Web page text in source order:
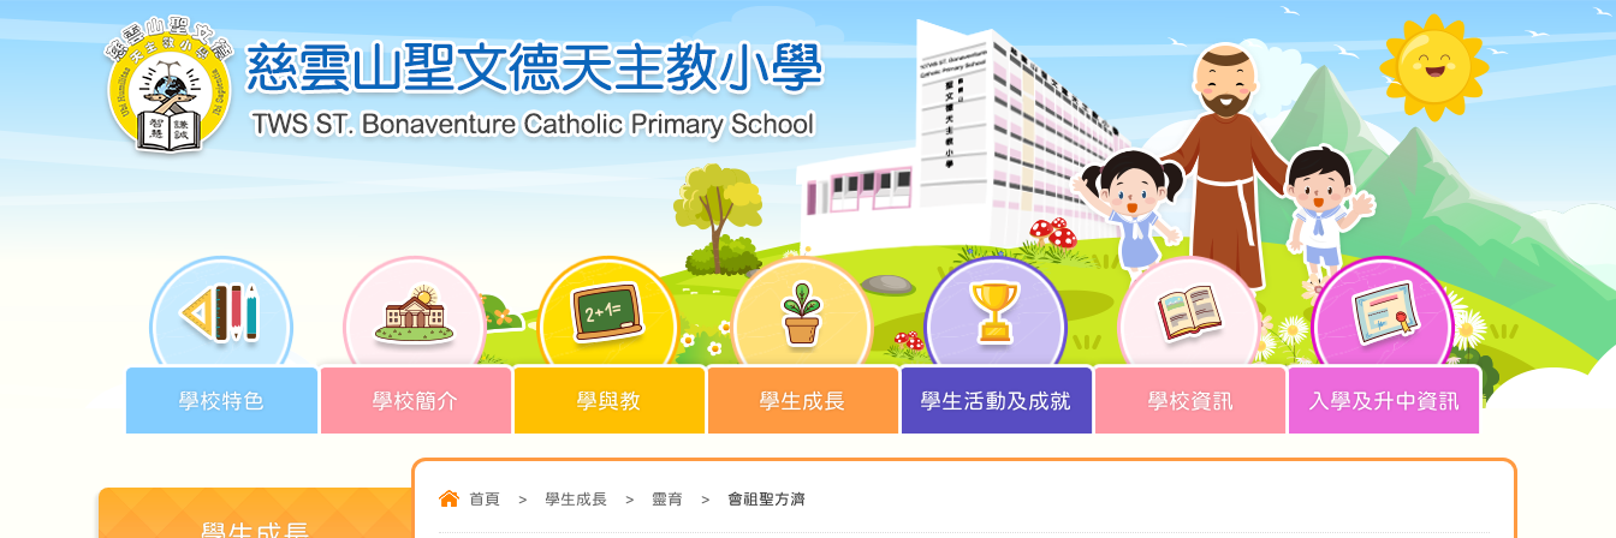
學校特色 學校簡介 學與教 學生成長 學生活動及成就 學校資訊 入學及升中資訊
首頁 > 學生成長 > 靈育 > 會祖聖方濟